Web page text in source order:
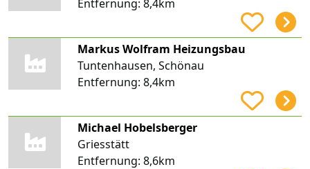
Entfernung: 8,4km
Markus Wolfram Heizungsbau
Tuntenhausen, Schönau
Entfernung: 8,4km
Michael Hobelsberger
Griesstätt
Entfernung: 8,6km